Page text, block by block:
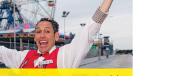
JESTEŚMY DZIWNI.
Z CONEY ISLAND
– dzielnica Nowego Jorku,
stolica światowej rozrywki,
miasteczek – to wciąż